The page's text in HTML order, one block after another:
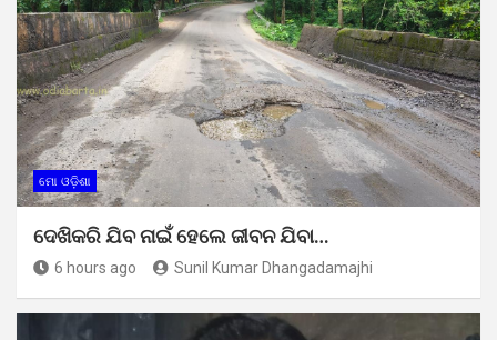
ମୋ ଓଡ଼ିଶା
ଦେଖିକରି ଯିବ ନାଇଁ ହେଲେ ଜୀବନ ଯିବା…
6 hours ago Sunil Kumar Dhangadamajhi